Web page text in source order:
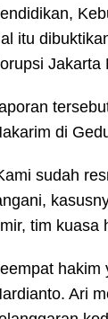
itu
Jakarta
di
sudah
tim kuasa
hakim
Ari